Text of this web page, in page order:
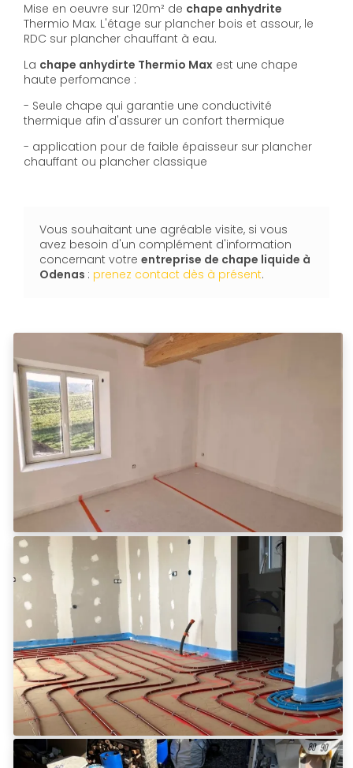
Mise en oeuvre sur 120m² de chape anhydrite
Thermio Max. L'étage sur plancher bois et assour, le
RDC sur plancher chauffant à eau.
La chape anhydirte Thermio Max est une chape
haute perfomance :
- Seule chape qui garantie une conductivité
thermique afin d'assurer un confort thermique
- application pour de faible épaisseur sur plancher
chauffant ou plancher classique
Vous souhaitant une agréable visite, si vous
avez besoin d'un complément d'information
concernant votre entreprise de chape liquide à
Odenas : prenez contact dès à présent.